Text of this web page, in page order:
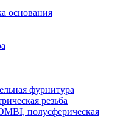
основания
фурнитура
резьба
полусферическая